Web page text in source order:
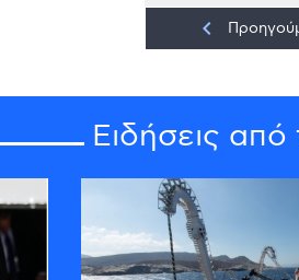
keyboard_arrow_left
Ειδήσεις